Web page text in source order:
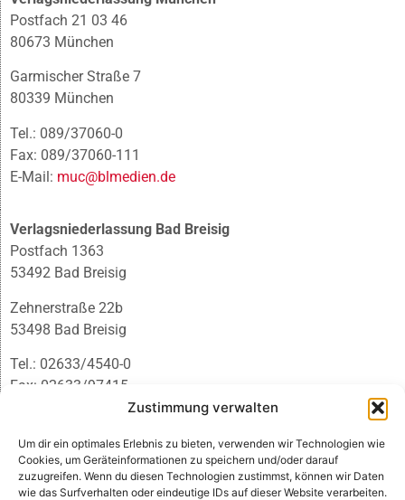
Zustimmung verwalten
Um dir ein optimales Erlebnis zu bieten, verwenden wir Technologien wie
Cookies, um Geräteinformationen zu speichern und/oder darauf
zuzugreifen. Wenn du diesen Technologien zustimmst, können wir Daten
wie das Surfverhalten oder eindeutige IDs auf dieser Website verarbeiten.
Postfach 21 03 46
80673 München
Garmischer Straße 7
80339 München
Tel.: 089/37060-0
Fax: 089/37060-111
E-Mail: muc@blmedien.de
Verlagsniederlassung Bad Breisig
Postfach 1363
53492 Bad Breisig
Zehnerstraße 22b
53498 Bad Breisig
Tel.: 02633/4540-0
Fax: 02633/97415
infobb@blmedien.de